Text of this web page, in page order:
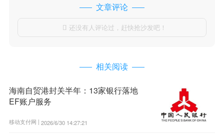
文章评论
 还没有人评论过，赶快抢沙发吧！
相关阅读
海南自贸港封关半年：13家银行落地
EF账户服务
移动支付网 | 2026/6/30 14:27:21